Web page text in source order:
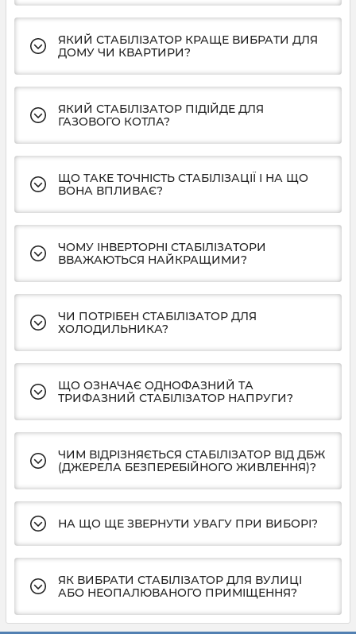
ЯКИЙ СТАБІЛІЗАТОР КРАЩЕ ВИБРАТИ ДЛЯ
ДОМУ ЧИ КВАРТИРИ?
ЯКИЙ СТАБІЛІЗАТОР ПІДІЙДЕ ДЛЯ
ГАЗОВОГО КОТЛА?
ЩО ТАКЕ ТОЧНІСТЬ СТАБІЛІЗАЦІЇ І НА ЩО
ВОНА ВПЛИВАЄ?
ЧОМУ ІНВЕРТОРНІ СТАБІЛІЗАТОРИ
ВВАЖАЮТЬСЯ НАЙКРАЩИМИ?
ЧИ ПОТРІБЕН СТАБІЛІЗАТОР ДЛЯ
ХОЛОДИЛЬНИКА?
ЩО ОЗНАЧАЄ ОДНОФАЗНИЙ ТА
ТРИФАЗНИЙ СТАБІЛІЗАТОР НАПРУГИ?
ЧИМ ВІДРІЗНЯЄТЬСЯ СТАБІЛІЗАТОР ВІД ДБЖ
(ДЖЕРЕЛА БЕЗПЕРЕБІЙНОГО ЖИВЛЕННЯ)?
НА ЩО ЩЕ ЗВЕРНУТИ УВАГУ ПРИ ВИБОРІ?
ЯК ВИБРАТИ СТАБІЛІЗАТОР ДЛЯ ВУЛИЦІ
АБО НЕОПАЛЮВАНОГО ПРИМІЩЕННЯ?